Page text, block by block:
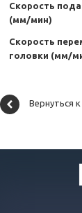
Скорость
(мм/мин)
Скорость
головки (мм/
Вернуться к